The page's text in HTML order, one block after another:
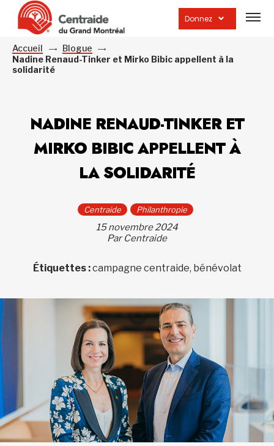
Donnez
la
Accueil
Blogue
Nadine Renaud-Tinker et Mirko Bibic appellent à la
solidarité
NADINE RENAUD-TINKER ET
MIRKO BIBIC APPELLENT À
LA SOLIDARITÉ
Centraide Philanthropie
15 novembre 2024
Par Centraide
Étiquettes :campagne centraide, bénévolat